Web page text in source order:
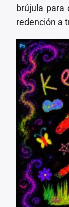
brújula para
redención a